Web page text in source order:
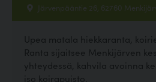
Järvenpääntie 26, 62760
Upea matala hiekkaranta,
Ranta sijaitsee Menkijärven
yhteydessä, kahvila avoinna
iso koirapuisto.